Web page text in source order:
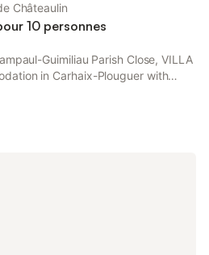
Châteaulin
10 personnes
Guimiliau Parish Close, VILLA
in Carhaix-Plouguer with
a shared lounge, as well as a